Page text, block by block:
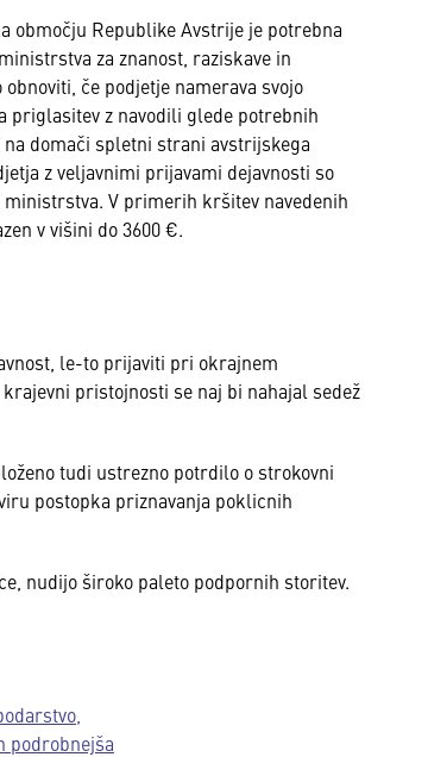
območju Republike Avstrije je potrebna
za znanost, raziskave in
če podjetje namerava svojo
priglasitev z navodili glede potrebnih
domači spletni strani avstrijskega
z veljavnimi prijavami dejavnosti so
V primerih kršitev navedenih
v višini do 3600 €.
le-to prijaviti pri okrajnem
pristojnosti se naj bi nahajal sedež
tudi ustrezno potrdilo o strokovni
postopka priznavanja poklicnih
nudijo široko paleto podpornih storitev.
podrobnejša